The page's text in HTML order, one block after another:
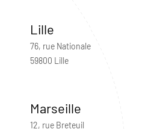
Lille
76, rue Nationale
59800 Lille
Marseille
12, rue Breteuil